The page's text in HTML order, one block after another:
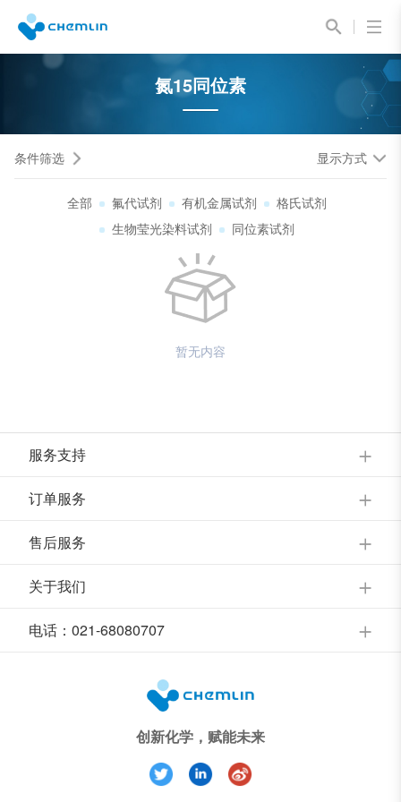
氮15同位素
条件筛选 显示方式
全部 氟代试剂 有机金属试剂
格氏试剂
生物莹光染料试剂
同位素试剂
暂无内容
服务支持
订单服务
售后服务
关于我们
电话：021-68080707
创新化学，赋能未来